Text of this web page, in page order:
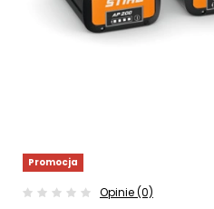
Promocja
Opinie (0)